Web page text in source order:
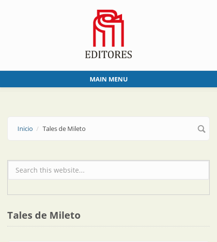
MAIN MENU
Inicio Tales de Mileto
Formulario de búsqueda
Tales de Mileto